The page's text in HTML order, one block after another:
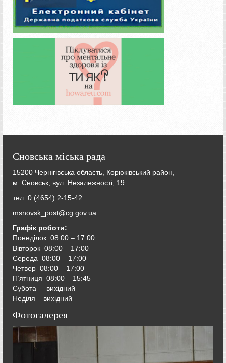
Сновська міська рада
15200 Чернігівська область, Корюківський район,
м. Сновськ, вул. Незалежності, 19
тел: 0 (4654) 2-15-42
msnovsk_post@cg.gov.ua
Графік роботи:
Понеділок 08:00 – 17:00
Вівторок 08:00 – 17:00
Середа 08:00 – 17:00
Четвер 08:00 – 17:00
П’ятниця 08:00 – 15:45
Субота – вихідний
Неділя – вихідний
Фотогалерея